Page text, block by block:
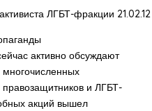
ЛГБТ-фракции 21.02.12
активно обсуждают
многочисленных
и ЛГБТ-
акций вышел